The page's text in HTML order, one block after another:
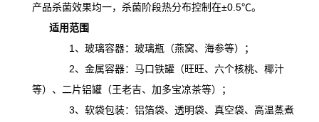
产品杀菌效果均一，杀菌阶段热分布控制在±0.5℃。
适用范围
1、玻璃容器：玻璃瓶（燕窝、海参等）；
2、金属容器：马口铁罐（旺旺、六个核桃、椰汁
等）、二片铝罐（王老吉、加多宝凉茶等）；
3、软袋包装：铝箔袋、透明袋、真空袋、高温蒸煮